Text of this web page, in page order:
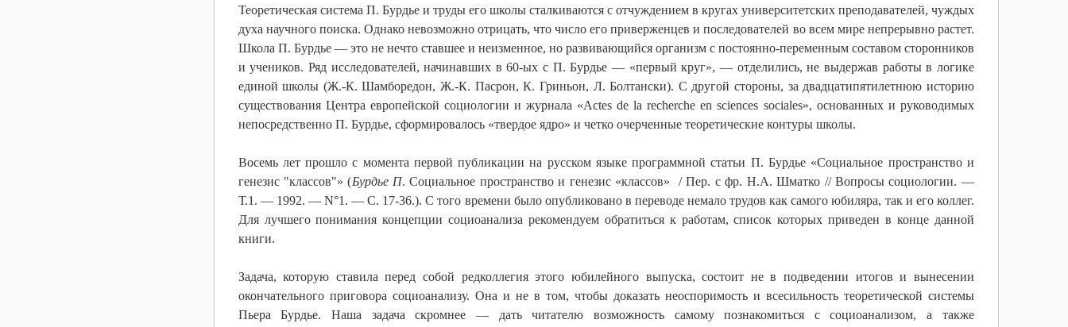
Теоретическая система П. Бурдье и труды его школы сталкиваются с отчуждением в кругах университетских преподавателей, чуждых
духа научного поиска. Однако невозможно отрицать, что число его приверженцев и последователей во всем мире непрерывно растет.
Школа П. Бурдье — это не нечто ставшее и неизменное, но развивающийся организм с постоянно-переменным составом сторонников
и учеников. Ряд исследователей, начинавших в 60-ых с П. Бурдье — «первый круг», — отделились, не выдержав работы в логике
единой школы (Ж.-К. Шамборедон, Ж.-К. Пасрон, К. Гриньон, Л. Болтански). С другой стороны, за двадцатипятилетнюю историю
существования Центра европейской социологии и журнала «Actes de la recherche en sciences sociales», основанных и руководимых
непосредственно П. Бурдье, сформировалось «твердое ядро» и четко очерченные теоретические контуры школы.
Восемь лет прошло с момента первой публикации на русском языке программной статьи П. Бурдье «Социальное пространство и
генезис "классов"» (Бурдье П. Социальное пространство и генезис «классов» / Пер. с фр. Н.А. Шматко // Вопросы социологии. —
Т.1. — 1992. — N°1. — С. 17-36.). С того времени было опубликовано в переводе немало трудов как самого юбиляра, так и его коллег.
Для лучшего понимания концепции социоанализа рекомендуем обратиться к работам, список которых приведен в конце данной
книги.
Задача, которую ставила перед собой редколлегия этого юбилейного выпуска, состоит не в подведении итогов и вынесении
окончательного приговора социоанализу. Она и не в том, чтобы доказать неоспоримость и всесильность теоретической системы
Пьера Бурдье. Наша задача скромнее — дать читателю возможность самому познакомиться с социоанализом, а также